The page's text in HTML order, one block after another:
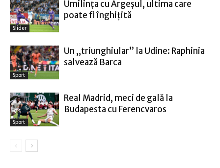
Slider
Umilinţa cu Argeşul, ultima care
poate fi înghiţită
Sport
Un „triunghiular” la Udine: Raphinia
salvează Barca
Sport
Real Madrid, meci de gală la
Budapesta cu Ferencvaros